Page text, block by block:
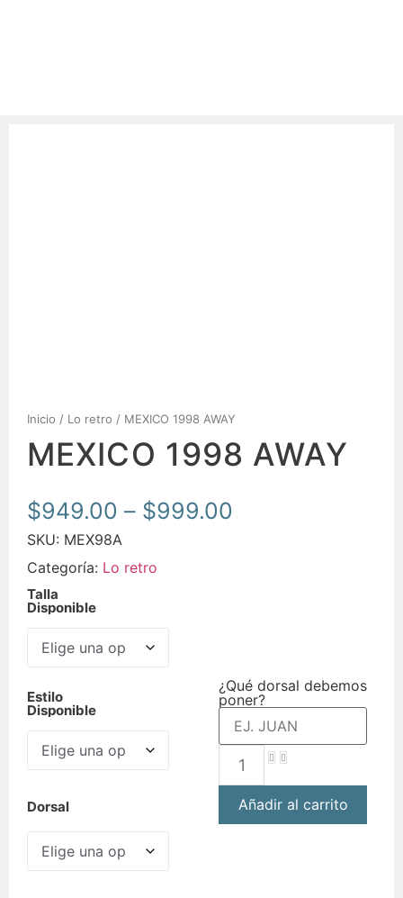
Inicio / Lo retro / MEXICO 1998 AWAY
MEXICO 1998 AWAY
$949.00 – $999.00
SKU: MEX98A
Categoría: Lo retro
Talla
Disponible
Estilo
Disponible
Dorsal
¿Qué dorsal debemos
poner?
Añadir al carrito